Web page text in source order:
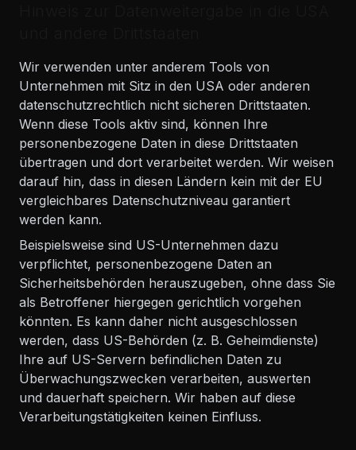
Wir verwenden unter anderem Tools von
Unternehmen mit Sitz in den USA oder anderen
datenschutzrechtlich nicht sicheren Drittstaaten.
Wenn diese Tools aktiv sind, können Ihre
personenbezogene Daten in diese Drittstaaten
übertragen und dort verarbeitet werden. Wir weisen
darauf hin, dass in diesen Ländern kein mit der EU
vergleichbares Datenschutzniveau garantiert
werden kann.
Beispielsweise sind US-Unternehmen dazu
verpflichtet, personenbezogene Daten an
Sicherheitsbehörden herauszugeben, ohne dass Sie
als Betroffener hiergegen gerichtlich vorgehen
könnten. Es kann daher nicht ausgeschlossen
werden, dass US-Behörden (z. B. Geheimdienste)
Ihre auf US-Servern befindlichen Daten zu
Überwachungszwecken verarbeiten, auswerten
und dauerhaft speichern. Wir haben auf diese
Verarbeitungstätigkeiten keinen Einfluss.